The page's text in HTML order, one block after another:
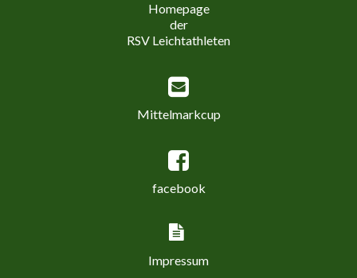
Homepage
der
RSV Leichtathleten
Mittelmarkcup
facebook
Impressum